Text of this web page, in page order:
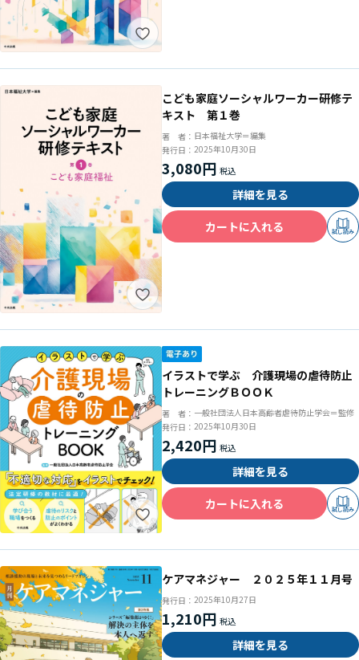
こども家庭ソーシャルワーカー研修テ
キスト 第１巻
著 者： 日本福祉大学＝編集
発行日： 2025年10月30日
3,080円
詳細を見る
カートに入れる
試し読み
イラストで学ぶ 介護現場の虐待防止
トレーニングＢＯＯＫ
著 者： 一般社団法人日本高齢者虐待防止学会＝監修
発行日： 2025年10月30日
2,420円
詳細を見る
カートに入れる
試し読み
ケアマネジャー ２０２５年１１月号
発行日： 2025年10月27日
1,210円
詳細を見る